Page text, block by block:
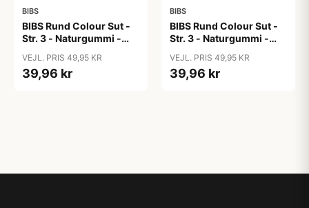
BIBS
BIBS Rund Colour Sut -
Str. 3 - Naturgummi -
Mushroom
VEJL. PRIS 49,95 KR
39,96 kr
BIBS
BIBS Rund Colour Sut -
Str. 3 - Naturgummi -
Petrol
VEJL. PRIS 49,95 KR
39,96 kr